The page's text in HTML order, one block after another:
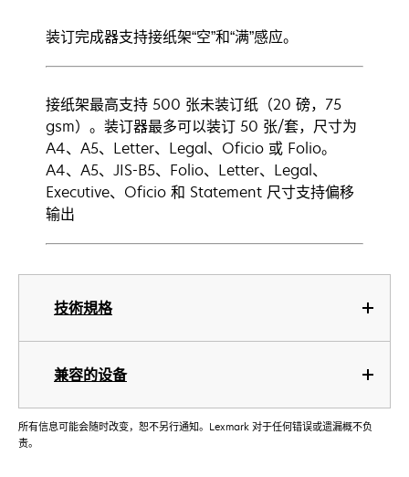
技術規格
兼容的设备
装订完成器支持接纸架“空”和“满”感应。
接纸架最高支持 500 张未装订纸（20 磅，75
gsm）。装订器最多可以装订 50 张/套，尺寸为
A4、A5、Letter、Legal、Oficio 或 Folio。
A4、A5、JIS-B5、Folio、Letter、Legal、
Executive、Oficio 和 Statement 尺寸支持偏移
输出
所有信息可能会随时改变，恕不另行通知。Lexmark 对于任何错误或遗漏概不负
责。